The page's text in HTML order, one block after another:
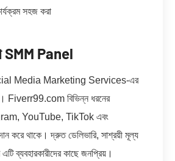
সহজ করা
SMM Panel
Social Media Marketing Services-এর
Fiverr99.com বিভিন্ন ধরনের
YouTube, TikTok এবং
করে থাকে। দ্রুত ডেলিভারি, সাশ্রয়ী মূল্য
ব্যবহারকারীদের কাছে জনপ্রিয়।